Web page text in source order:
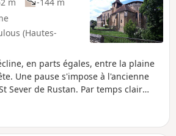
(Hautes-
en parts égales, entre la plaine
Une pause s'impose à l'ancienne
Sever de Rustan. Par temps clair